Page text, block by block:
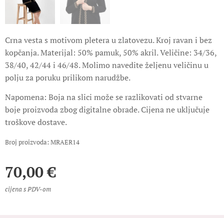
Crna vesta s motivom pletera u zlatovezu. Kroj ravan i bez
kopčanja. Materijal: 50% pamuk, 50% akril. Veličine: 34/36,
38/40, 42/44 i 46/48. Molimo navedite željenu veličinu u
polju za poruku prilikom narudžbe.
Napomena: Boja na slici može se razlikovati od stvarne
boje proizvoda zbog digitalne obrade. Cijena ne uključuje
troškove dostave.
Broj proizvoda: MRAER14
70,00€
cijena s PDV-om